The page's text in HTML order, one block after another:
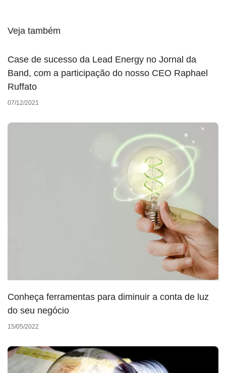
Veja também
Case de sucesso da Lead Energy no Jornal da
Band, com a participação do nosso CEO Raphael
Ruffato
07/12/2021
Conheça ferramentas para diminuir a conta de luz
do seu negócio
15/05/2022